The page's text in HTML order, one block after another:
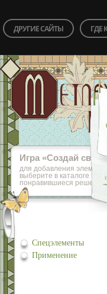
ДРУГИЕ САЙТЫ ГДЕ
Игра «Cоздай свой
для добавления
выберите в каталоге
понравившиеся решения
Спецэлементы
Применение
Простые